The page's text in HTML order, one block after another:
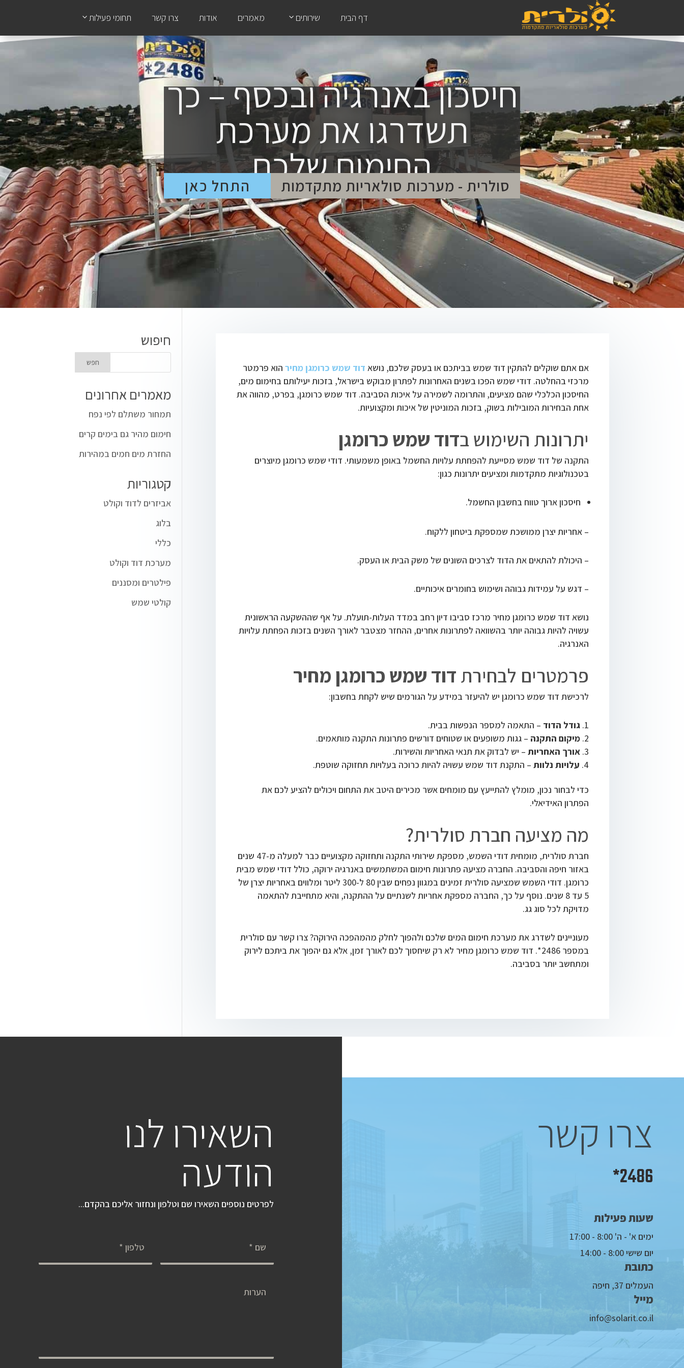
דף הבית שירותים מאמרים אודות צרו קשר תחומי פעילות
חיסכון באנרגיה ובכסף – כך
תשדרגו את מערכת
החימום שלכםהתחל כאן סולרית - מערכות סולאריות מתקדמות
אם אתם שוקלים להתקין דוד שמש בביתכם או בעסק שלכם, נושא דוד שמש כרומגן מחיר הוא פרמטר
מרכזי בהחלטה. דודי שמש הפכו בשנים האחרונות לפתרון מבוקש בישראל, בזכות יעילותם בחימום מים,
החיסכון הכלכלי שהם מציעים, והתרומה לשמירה על איכות הסביבה. דוד שמש כרומגן, בפרט, מהווה את
אחת הבחירות המובילות בשוק, בזכות המוניטין של איכות ומקצועיות.
יתרונות השימוש בדוד שמש כרומגן
התקנה של דוד שמש מסייעת להפחתת עלויות החשמל באופן משמעותי. דודי שמש כרומגן מיוצרים
בטכנולוגיות מתקדמות ומציעים יתרונות כגון:
חיסכון ארוך טווח בחשבון החשמל.
– אחריות יצרן ממושכת שמספקת ביטחון ללקוח.
– היכולת להתאים את הדוד לצרכים השונים של משק הבית או העסק.
– דגש על עמידות גבוהה ושימוש בחומרים איכותיים.
נושא דוד שמש כרומגן מחיר מרכז סביבו דיון רחב במדד העלות-תועלת. על אף שההשקעה הראשונית
עשויה להיות גבוהה יותר בהשוואה לפתרונות אחרים, ההחזר מצטבר לאורך השנים בזכות הפחתת עלויות
האנרגיה.
פרמטרים לבחירת דוד שמש כרומגן מחיר
לרכישת דוד שמש כרומגן יש להיעזר במידע על הגורמים שיש לקחת בחשבון:
גודל הדוד – התאמה למספר הנפשות בבית.
מיקום התקנה – גגות משופעים או שטוחים דורשים פתרונות התקנה מותאמים.
אורך האחריות – יש לבדוק את תנאי האחריות והשירות.
עלויות נלוות – התקנת דוד שמש עשויה להיות כרוכה בעלויות תחזוקה שוטפת.
כדי לבחור נכון, מומלץ להתייעץ עם מומחים אשר מכירים היטב את התחום ויכולים להציע לכם את
הפתרון האידיאלי.
מה מציעה חברת סולרית?
חברת סולרית, מומחית דודי השמש, מספקת שירותי התקנה ותחזוקה מקצועיים כבר למעלה מ-47 שנים
באזור חיפה והסביבה. החברה מציעה פתרונות חימום המשתמשים באנרגיה ירוקה, כולל דודי שמש מבית
כרומגן. דודי השמש שמציעה סולרית זמינים במגוון נפחים שבין 80 ל-300 ליטר ומלווים באחריות יצרן של
5 עד 8 שנים. נוסף על כך, החברה מספקת אחריות לשנתיים על ההתקנה, והיא מתחייבת להתאמה
מדויקת לכל סוג גג.
מעוניינים לשדרג את מערכת חימום המים שלכם ולהפוך לחלק מהמהפכה הירוקה? צרו קשר עם סולרית
במספר 2486*. דוד שמש כרומגן מחיר לא רק שיחסוך לכם לאורך זמן, אלא גם יהפוך את ביתכם לירוק
ומתחשב יותר בסביבה.
חיפוש
מאמרים אחרונים
תמחור משתלם לפי נפח
חימום מהיר גם בימים קרים
החזרת מים חמים במהירות
קטגוריות
אביזרים לדוד וקולט
בלוג
כללי
מערכת דוד וקולט
פילטרים ומסננים
קולטי שמש
צרו קשר
2486*
שעות פעילות
ימים א' - ה' 8:00 - 17:00
יום שישי 8:00 - 14:00
כתובת
העמלים 37, חיפה
מייל
info@solarit.co.il
השאירו לנו
הודעה
לפרטים נוספים השאירו שם וטלפון ונחזור אליכם בהקדם...